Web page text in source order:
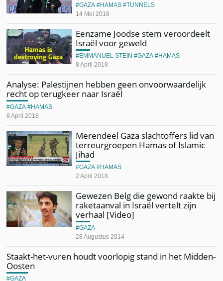
14 Mei 2018
GAZA HAMAS TUNNELS
Eenzame Joodse stem veroordeelt
Israël voor geweld
8 April 2018
EMMANUEL STEIN GAZA HAMAS
Analyse: Palestijnen hebben geen onvoorwaardelijk
recht op terugkeer naar Israël
8 April 2018
GAZA HAMAS
Merendeel Gaza slachtoffers lid van
terreurgroepen Hamas of Islamic
Jihad
2 April 2018
GAZA HAMAS
Gewezen Belg die gewond raakte bij
raketaanval in Israël vertelt zijn
verhaal [Video]
28 Augustus 2014
GAZA
Staakt-het-vuren houdt voorlopig stand in het Midden-
Oosten
GAZA